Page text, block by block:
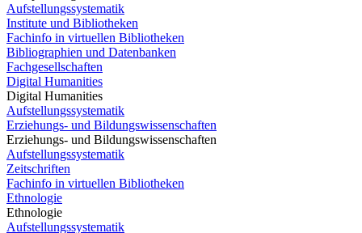
Aufstellungssystematik
Institute und Bibliotheken
Fachinfo in virtuellen Bibliotheken
Bibliographien und Datenbanken
Fachgesellschaften
Digital Humanities
Digital Humanities
Aufstellungssystematik
Erziehungs- und Bildungswissenschaften
Erziehungs- und Bildungswissenschaften
Aufstellungssystematik
Zeitschriften
Fachinfo in virtuellen Bibliotheken
Ethnologie
Ethnologie
Aufstellungssystematik